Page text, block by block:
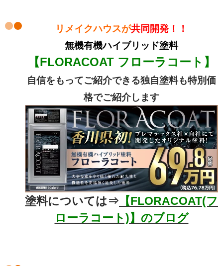
リメイクハウスが共同開発！！
無機有機ハイブリッド塗料
【FLORACOAT フローラコート 】
自信をもってご紹介できる独自塗料も特別価
格でご紹介します
塗料については⇒ 【FLORACOAT(フ
ローラコート)】のブログ